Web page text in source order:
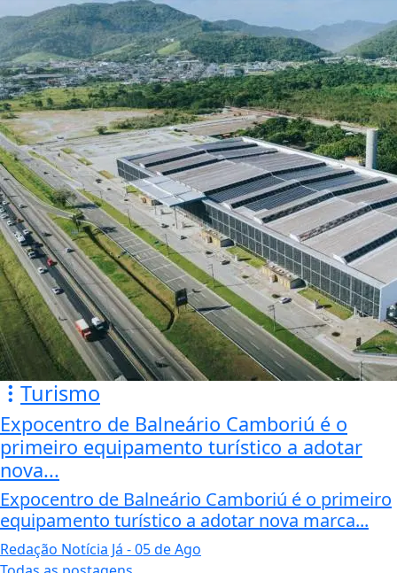
Turismo
Expocentro de Balneário Camboriú é o
primeiro equipamento turístico a adotar
nova...
Expocentro de Balneário Camboriú é o primeiro
equipamento turístico a adotar nova marca...
Redação Notícia Já - 05 de Ago